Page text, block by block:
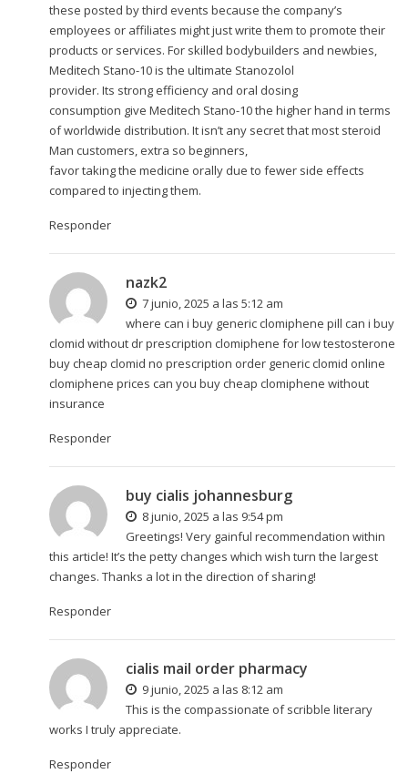
these posted by third events because the company’s
employees or affiliates might just write them to promote their
products or services. For skilled bodybuilders and newbies,
Meditech Stano-10 is the ultimate Stanozolol
provider. Its strong efficiency and oral dosing
consumption give Meditech Stano-10 the higher hand in terms
of worldwide distribution. It isn’t any secret that most steroid
Man customers, extra so beginners,
favor taking the medicine orally due to fewer side effects
compared to injecting them.
Responder
nazk2
7 junio, 2025 a las 5:12 am
where can i buy generic clomiphene pill can i buy
clomid without dr prescription clomiphene for low testosterone
buy cheap clomid no prescription order generic clomid online
clomiphene prices can you buy cheap clomiphene without
insurance
Responder
buy cialis johannesburg
8 junio, 2025 a las 9:54 pm
Greetings! Very gainful recommendation within
this article! It’s the petty changes which wish turn the largest
changes. Thanks a lot in the direction of sharing!
Responder
cialis mail order pharmacy
9 junio, 2025 a las 8:12 am
This is the compassionate of scribble literary
works I truly appreciate.
Responder